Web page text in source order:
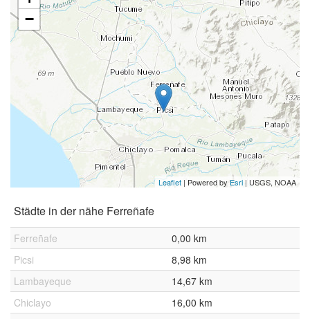
−
Leaflet | Powered by Esri | USGS, NOAA
Städte in der nähe Ferreñafe
Ferreñafe
0,00 km
Picsi
8,98 km
Lambayeque
14,67 km
Chiclayo
16,00 km